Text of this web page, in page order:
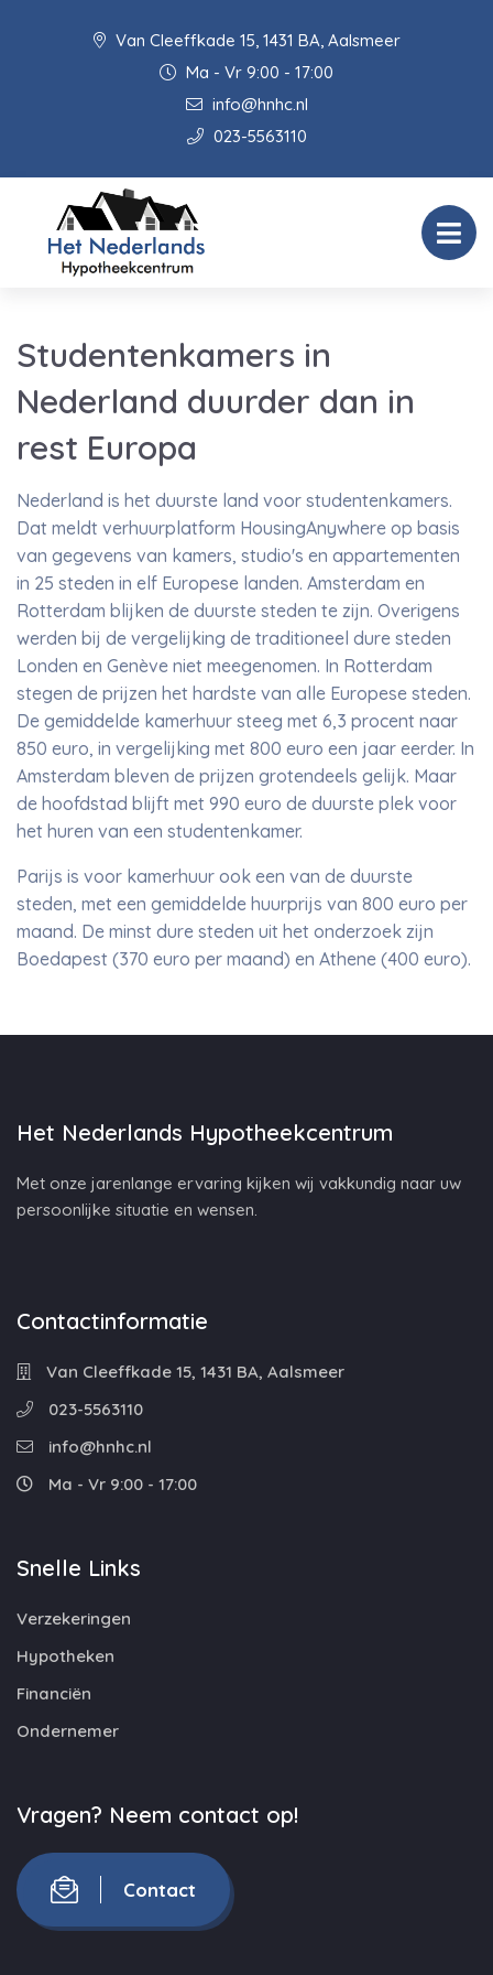
Van Cleeffkade 15, 1431 BA, Aalsmeer
Ma - Vr 9:00 - 17:00
info@hnhc.nl
023-5563110
Studentenkamers in
Nederland duurder dan in
rest Europa
Nederland is het duurste land voor studentenkamers.
Dat meldt verhuurplatform HousingAnywhere op basis
van gegevens van kamers, studio's en appartementen
in 25 steden in elf Europese landen. Amsterdam en
Rotterdam blijken de duurste steden te zijn. Overigens
werden bij de vergelijking de traditioneel dure steden
Londen en Genève niet meegenomen. In Rotterdam
stegen de prijzen het hardste van alle Europese steden.
De gemiddelde kamerhuur steeg met 6,3 procent naar
850 euro, in vergelijking met 800 euro een jaar eerder. In
Amsterdam bleven de prijzen grotendeels gelijk. Maar
de hoofdstad blijft met 990 euro de duurste plek voor
het huren van een studentenkamer.
Parijs is voor kamerhuur ook een van de duurste
steden, met een gemiddelde huurprijs van 800 euro per
maand. De minst dure steden uit het onderzoek zijn
Boedapest (370 euro per maand) en Athene (400 euro).
Het Nederlands Hypotheekcentrum
Met onze jarenlange ervaring kijken wij vakkundig naar uw
persoonlijke situatie en wensen.
Contactinformatie
Van Cleeffkade 15, 1431 BA, Aalsmeer
023-5563110
info@hnhc.nl
Ma - Vr 9:00 - 17:00
Snelle Links
Verzekeringen
Hypotheken
Financiën
Ondernemer
Vragen? Neem contact op!
Contact